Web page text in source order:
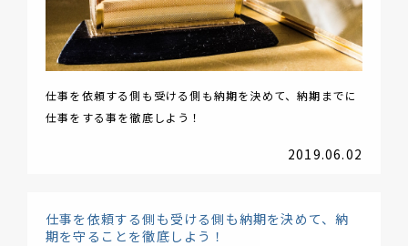
仕事を依頼する側も受ける側も納期を決めて、納期までに
仕事をする事を徹底しよう！
2019.06.02
仕事を依頼する側も受ける側も納期を決めて、納
期を守ることを徹底しよう！